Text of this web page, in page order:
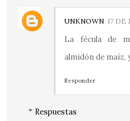
UNKNOWN 17 DE
La fécula de
almidón de maíz,
Responder
Respuestas